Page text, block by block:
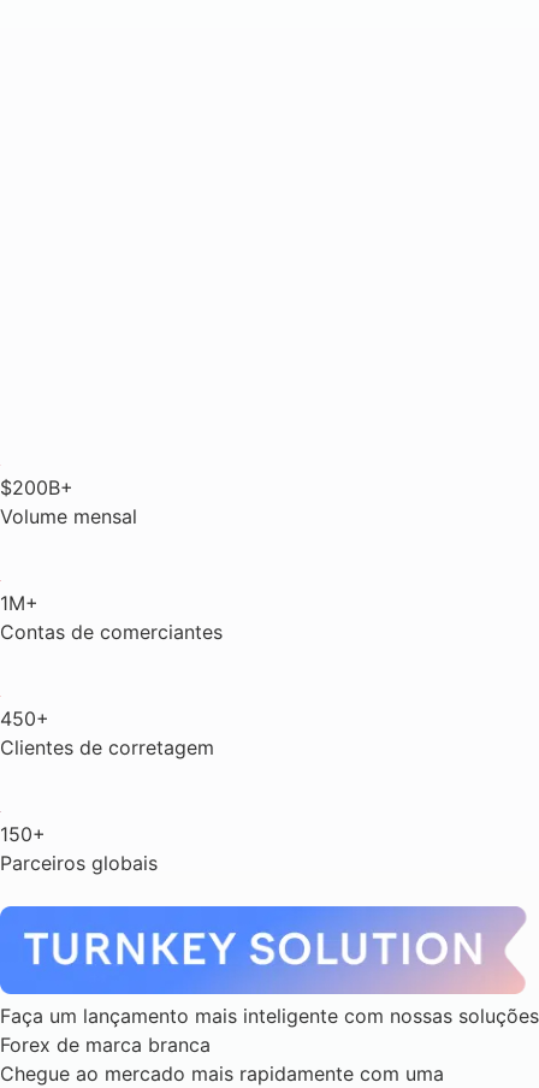
$200B+
Volume mensal
1M+
Contas de comerciantes
450+
Clientes de corretagem
150+
Parceiros globais
Faça um lançamento mais inteligente com nossas soluções
Forex de marca branca
Chegue ao mercado mais rapidamente com uma